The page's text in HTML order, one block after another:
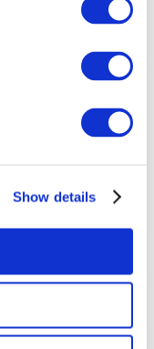
Show details
Événements
Concerts